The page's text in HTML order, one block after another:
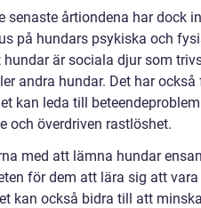
senaste årtiondena har dock
på hundars psykiska och
är sociala djur som
andra hundar. Det har
kan leda till
och överdriven rastlöshet.
med att lämna hundar
för dem att lära sig att
kan också bidra till att